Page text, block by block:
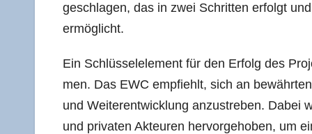
ge­schla­gen, das in zwei Schrit­ten erfolgt
ermöglicht.
Ein Schlüs­sel­ele­ment für den Erfolg des
men. Das EWC emp­fiehlt, sich an
und Wei­ter­ent­wick­lung anzu­stre­ben. Dabei
und pri­va­ten Akteu­ren her­vor­ge­ho­ben, um